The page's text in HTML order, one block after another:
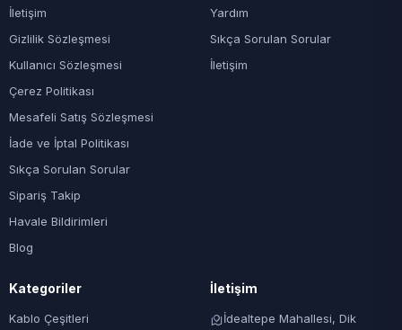
İletişim
Gizlilik Sözleşmesi
Kullanıcı Sözleşmesi
Çerez Politikası
Mesafeli Satış Sözleşmesi
İade ve İptal Politikası
Sıkça Sorulan Sorular
Sipariş Takip
Havale Bildirimleri
Blog
Yardım
Sıkça Sorulan Sorular
İletişim
Kategoriler
Kablo Çeşitleri
İletişim
İdealtepe Mahallesi, Dik